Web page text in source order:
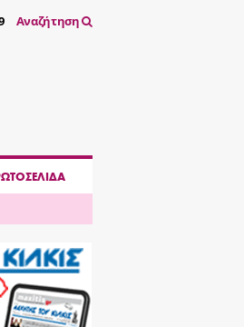
Αναζήτηση